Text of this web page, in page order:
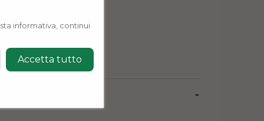
informativa, continui
Accetta tutto